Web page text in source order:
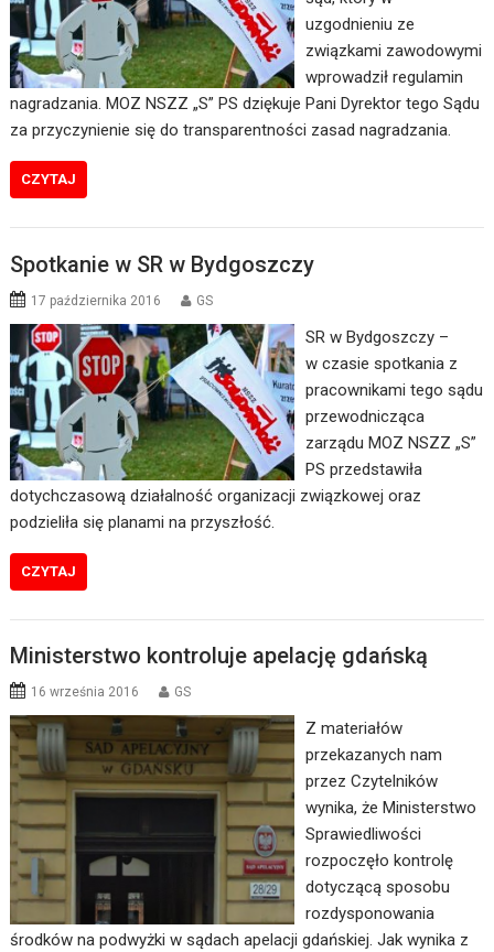
uzgodnieniu ze
związkami zawodowymi
wprowadził regulamin
nagradzania. MOZ NSZZ „S” PS dziękuje Pani Dyrektor tego Sądu
za przyczynienie się do transparentności zasad nagradzania.
CZYTAJ
Spotkanie w SR w Bydgoszczy
17 października 2016 GS
SR w Bydgoszczy –
w czasie spotkania z
pracownikami tego sądu
przewodnicząca
zarządu MOZ NSZZ „S”
PS przedstawiła
dotychczasową działalność organizacji związkowej oraz
podzieliła się planami na przyszłość.
CZYTAJ
Ministerstwo kontroluje apelację gdańską
16 września 2016 GS
Z materiałów
przekazanych nam
przez Czytelników
wynika, że Ministerstwo
Sprawiedliwości
rozpoczęło kontrolę
dotyczącą sposobu
rozdysponowania
środków na podwyżki w sądach apelacji gdańskiej. Jak wynika z